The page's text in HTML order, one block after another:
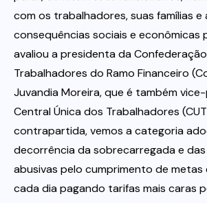
com os trabalhadores, suas famílias e
consequências sociais e econômicas
avaliou a presidenta da
Trabalhadores do Ramo Financeiro
Juvandia Moreira, que é também
Central Única dos Trabalhadores
contrapartida, vemos a categoria
decorrência da sobrecarregada e
abusivas pelo cumprimento de metas
cada dia pagando tarifas mais caras